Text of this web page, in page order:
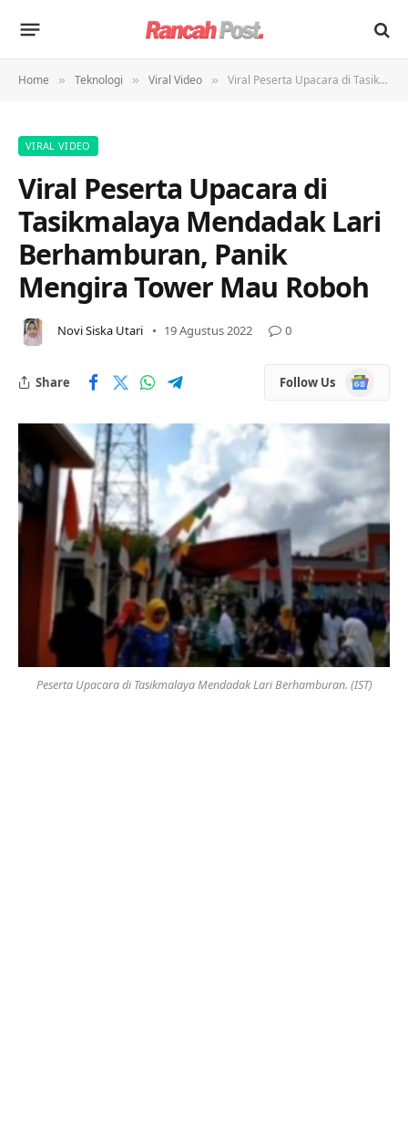
Home » Teknologi » Viral Video » Viral Peserta Upacara di Tasikmalaya Mendadak Lari Berhamburan, Panik Mengira Tower Mau Roboh
VIRAL VIDEO
Viral Peserta Upacara di
Tasikmalaya Mendadak Lari
Berhamburan, Panik
Mengira Tower Mau Roboh
Novi Siska Utari 19 Agustus 2022 0
Share Follow Us
Google
News
Peserta Upacara di Tasikmalaya Mendadak Lari Berhamburan. (IST)